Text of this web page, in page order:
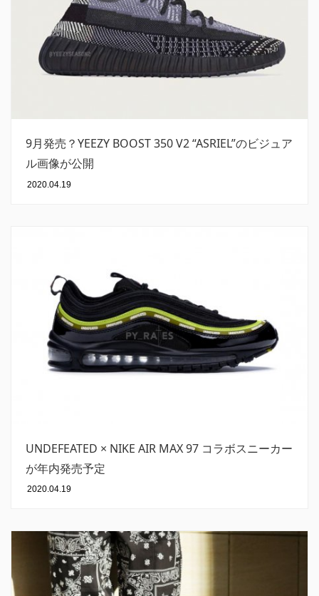
9月発売？YEEZY BOOST 350 V2 “ASRIEL”のビジュア
ル画像が公開
2020.04.19
UNDEFEATED × NIKE AIR MAX 97 コラボスニーカー
が年内発売予定
2020.04.19